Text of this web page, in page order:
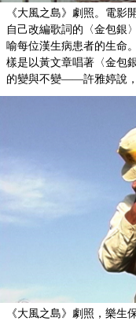
《大風之島》劇照。電影
自己改編歌詞的〈金包銀
喻每位漢生病患者的生命
樣是以黃文章唱著〈金包
的變與不變——許雅婷說，
《大風之島》劇照，樂生